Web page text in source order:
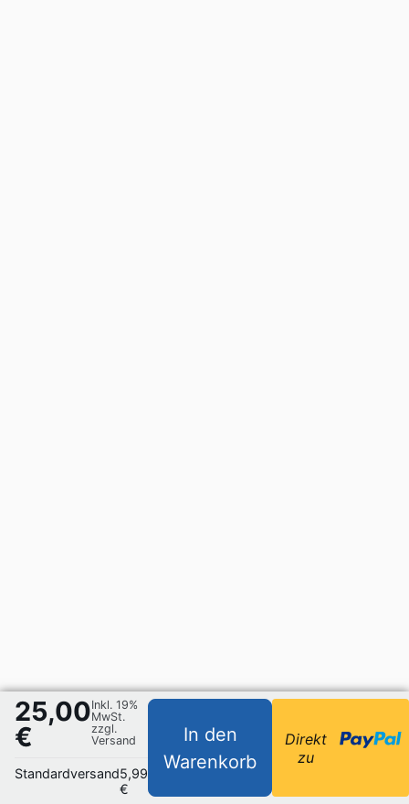
25,00
€
Inkl. 19%
MwSt.
zzgl.
Versand
Standardversand5,99
€
In den
Warenkorb
Direkt
zu